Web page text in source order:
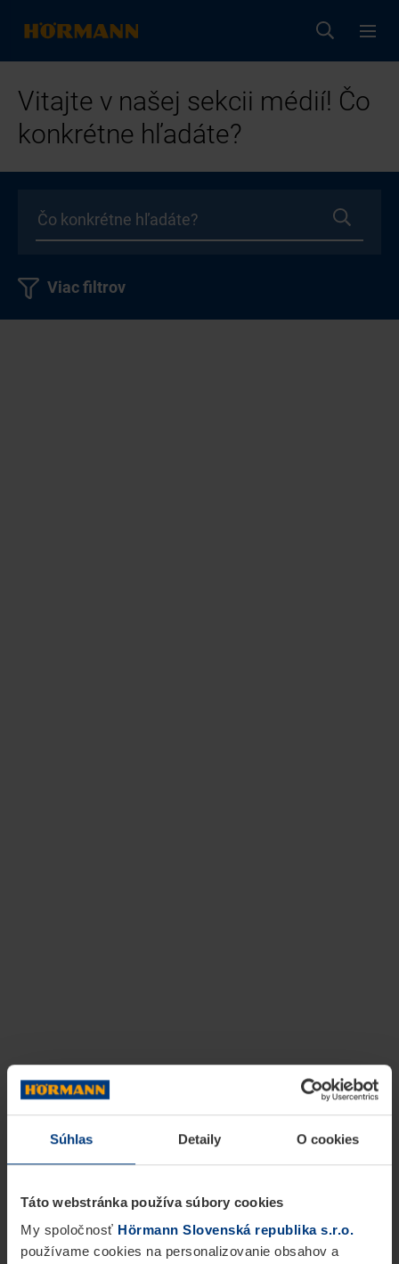
Súhlas Detaily O cookies
Táto webstránka používa súbory cookies
My spoločnosť Hörmann Slovenská republika s.r.o.
používame cookies na personalizovanie obsahov a
Vitajte v našej sekcii médií! Čo
konkrétne hľadáte?
Viac filtrov